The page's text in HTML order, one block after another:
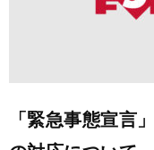
「緊急事態宣言